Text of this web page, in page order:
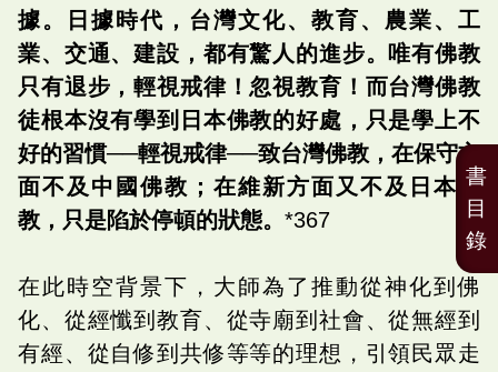
據。日據時代，台灣文化、教育、農業、工
業、交通、建設，都有驚人的進步。唯有佛教
只有退步，輕視戒律！忽視教育！而台灣佛教
徒根本沒有學到日本佛教的好處，只是學上不
好的習慣──輕視戒律──致台灣佛教，在保守方
面不及中國佛教；在維新方面又不及日本佛
教，只是陷於停頓的狀態。 *367
在此時空背景下，大師為了推動從神化到佛
化、從經懺到教育、從寺廟到社會、從無經到
有經、從自修到共修等等的理想，引領民眾走
書
目
錄